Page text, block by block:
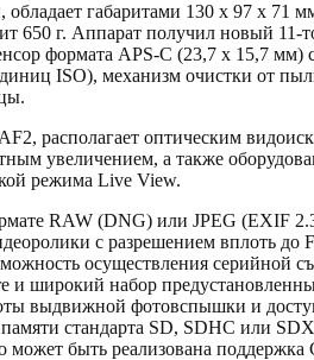
габаритами 130 x 97 x 71
650 г. Аппарат получил новый 11-
формата APS-C (23,7 x 15,7 мм)
ISO), механизм очистки от
располагает оптическим
увеличением, а также
режима Live View.
RAW (DNG) или JPEG (EXIF
с разрешением вплоть до
осуществления серийной
и широкий набор
выдвижной фотовспышки и
памяти стандарта SD, SDHC или
быть реализована поддержка